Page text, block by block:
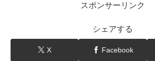
スポンサーリンク
シェアする
X Facebook